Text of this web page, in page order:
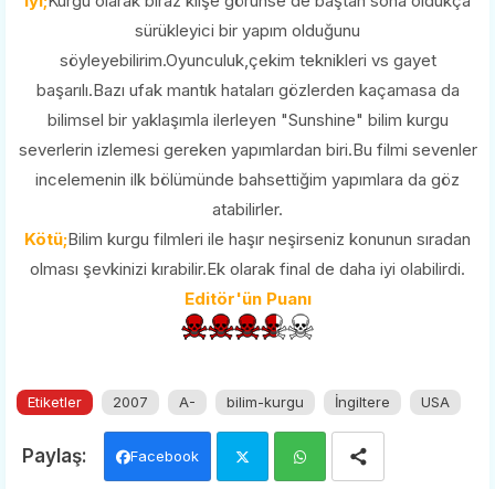
sürükleyici bir yapım olduğunu
söyleyebilirim.Oyunculuk,çekim teknikleri vs gayet
başarılı.Bazı ufak mantık hataları gözlerden kaçamasa da
bilimsel bir yaklaşımla ilerleyen "Sunshine" bilim kurgu
severlerin izlemesi gereken yapımlardan biri.Bu filmi sevenler
incelemenin ilk bölümünde bahsettiğim yapımlara da göz
atabilirler.
Kötü;Bilim kurgu filmleri ile haşır neşirseniz konunun sıradan
olması şevkinizi kırabilir.Ek olarak final de daha iyi olabilirdi.
Editör'ün Puanı
Etiketler 2007 A- bilim-kurgu İngiltere USA
Facebook